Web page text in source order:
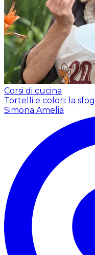
Corsi di cucina
Tortelli e colori: la
Simona Amelia